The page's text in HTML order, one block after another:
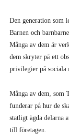
Den generation som
Barnen och
Många av dem är
dem skryter på ett
privilegier på sociala
Många av dem, som
funderar på hur de
statligt ägda delarna
till företagen.